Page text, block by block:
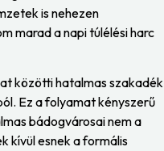
is nehezen
marad a napi túlélési harc
közötti hatalmas szakadék
Ez a folyamat kényszerű
bádogvárosai nem a
kívül esnek a formális